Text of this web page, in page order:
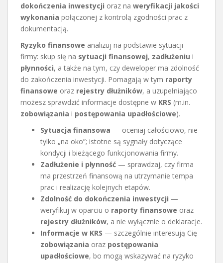
dokończenia inwestycji oraz na weryfikacji jakości
wykonania połączonej z kontrolą zgodności prac z
dokumentacją.
Ryzyko finansowe analizuj na podstawie sytuacji
firmy: skup się na sytuacji finansowej, zadłużeniu i
płynności, a także na tym, czy deweloper ma zdolność
do zakończenia inwestycji. Pomagają w tym raporty
finansowe oraz rejestry dłużników, a uzupełniająco
możesz sprawdzić informacje dostępne w KRS (m.in.
zobowiązania i postępowania upadłościowe).
Sytuacja finansowa — oceniaj całościowo, nie
tylko „na oko”; istotne są sygnały dotyczące
kondycji i bieżącego funkcjonowania firmy.
Zadłużenie i płynność — sprawdzaj, czy firma
ma przestrzeń finansową na utrzymanie tempa
prac i realizację kolejnych etapów.
Zdolność do dokończenia inwestycji —
weryfikuj w oparciu o raporty finansowe oraz
rejestry dłużników, a nie wyłącznie o deklaracje.
Informacje w KRS — szczególnie interesują Cię
zobowiązania oraz postępowania
upadłościowe, bo mogą wskazywać na ryzyko